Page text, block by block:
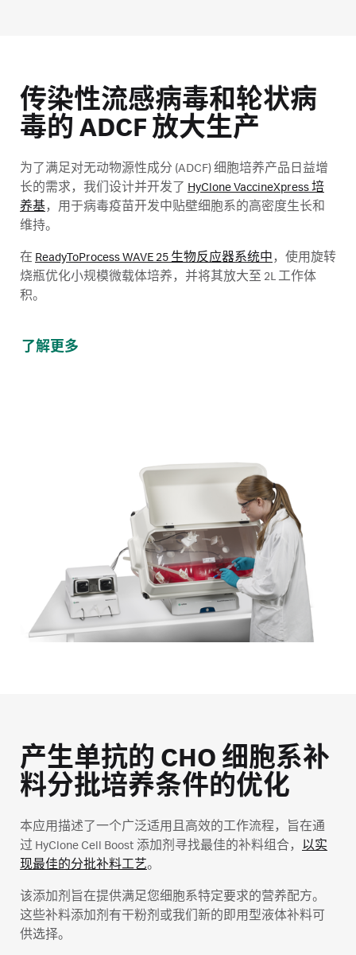
传染性流感病毒和轮状病
毒的 ADCF 放大生产
为了满足对无动物源性成分 (ADCF) 细胞培养产品日益增
长的需求，我们设计并开发了 HyClone VaccineXpress 培
养基，用于病毒疫苗开发中贴壁细胞系的高密度生长和
维持。
在 ReadyToProcess WAVE 25 生物反应器系统中 ，使用旋转
烧瓶优化小规模微载体培养，并将其放大至 2L 工作体
积。
了解更多
产生单抗的 CHO 细胞系补
料分批培养条件的优化
本应用描述了一个广泛适用且高效的工作流程，旨在通
过 HyClone Cell Boost 添加剂寻找最佳的补料组合， 以实
现最佳的分批补料工艺。
该添加剂旨在提供满足您细胞系特定要求的营养配方。
这些补料添加剂有干粉剂或我们新的即用型液体补料可
供选择。